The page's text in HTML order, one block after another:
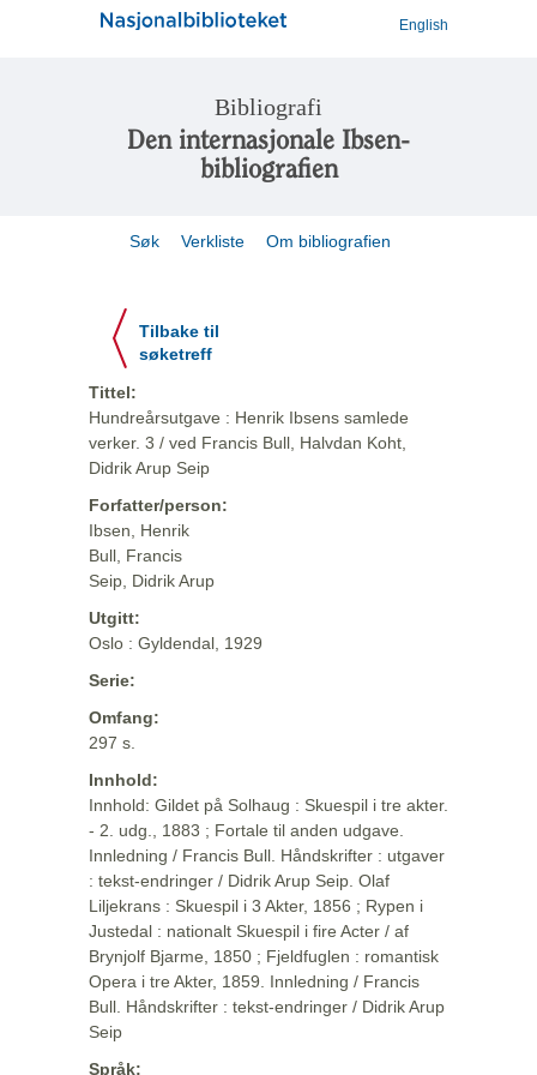
English
Bibliografi
Den internasjonale Ibsen-
bibliografien
Søk Verkliste Om bibliografien
Tilbake til
søketreff
Tittel:
Hundreårsutgave : Henrik Ibsens samlede
verker. 3 / ved Francis Bull, Halvdan Koht,
Didrik Arup Seip
Forfatter/person:
Ibsen, Henrik
Bull, Francis
Seip, Didrik Arup
Utgitt:
Oslo : Gyldendal, 1929
Serie:
Omfang:
297 s.
Innhold:
Innhold: Gildet på Solhaug : Skuespil i tre akter.
- 2. udg., 1883 ; Fortale til anden udgave.
Innledning / Francis Bull. Håndskrifter : utgaver
: tekst-endringer / Didrik Arup Seip. Olaf
Liljekrans : Skuespil i 3 Akter, 1856 ; Rypen i
Justedal : nationalt Skuespil i fire Acter / af
Brynjolf Bjarme, 1850 ; Fjeldfuglen : romantisk
Opera i tre Akter, 1859. Innledning / Francis
Bull. Håndskrifter : tekst-endringer / Didrik Arup
Seip
Språk: